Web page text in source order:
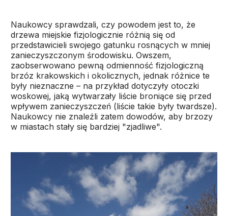
Naukowcy sprawdzali, czy powodem jest to, że
drzewa miejskie fizjologicznie różnią się od
przedstawicieli swojego gatunku rosnących w mniej
zanieczyszczonym środowisku. Owszem,
zaobserwowano pewną odmienność fizjologiczną
brzóz krakowskich i okolicznych, jednak różnice te
były nieznaczne – na przykład dotyczyły otoczki
woskowej, jaką wytwarzały liście broniące się przed
wpływem zanieczyszczeń (liście takie były twardsze).
Naukowcy nie znaleźli zatem dowodów, aby brzozy
w miastach stały się bardziej "zjadliwe".